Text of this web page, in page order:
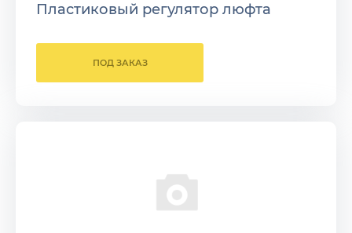
Пластиковый регулятор люфта
ПОД ЗАКАЗ